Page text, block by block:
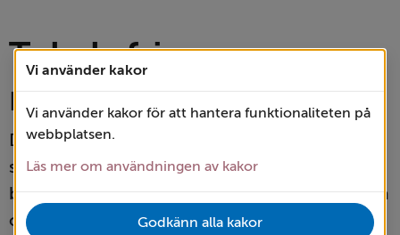
Vi använder kakor
Vi använder kakor för att hantera funktionaliteten på
webbplatsen.
Läs mer om användningen av kakor
Godkänn alla kakor
Tobaksfria
nikotinprodukter
Du som vill sälja tobaksfria nikotinprodukter
ska anmäla detta till miljö- och
byggförvaltningen. I vardagligt tal kallas dessa
ofta för all white, vitt snus, nikotinpåsar eller